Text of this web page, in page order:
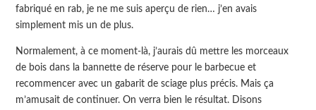
fabriqué en rab, je ne me suis aperçu de rien… j’en avais
simplement mis un de plus.
Normalement, à ce moment-là, j’aurais dû mettre les morceaux
de bois dans la bannette de réserve pour le barbecue et
recommencer avec un gabarit de sciage plus précis. Mais ça
m’amusait de continuer. On verra bien le résultat. Disons